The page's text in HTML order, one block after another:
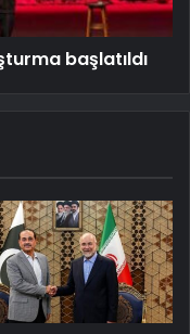
başlatıldı